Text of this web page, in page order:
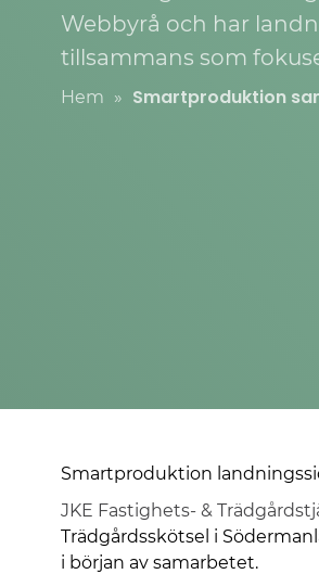
Webbyrå och har
tillsammans som
Hem » Smartproduktion
Smartproduktion
JKE Fastighets- &
Trädgårdsskötsel i
i början av samarbetet.